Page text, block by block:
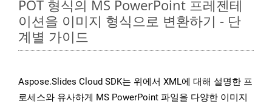
POT 형식의 MS PowerPoint 프레젠테
이션을 이미지 형식으로 변환하기 - 단
계별 가이드
Aspose.Slides Cloud SDK는 위에서 XML에 대해 설명한 프
로세스와 유사하게 MS PowerPoint 파일을 다양한 이미지